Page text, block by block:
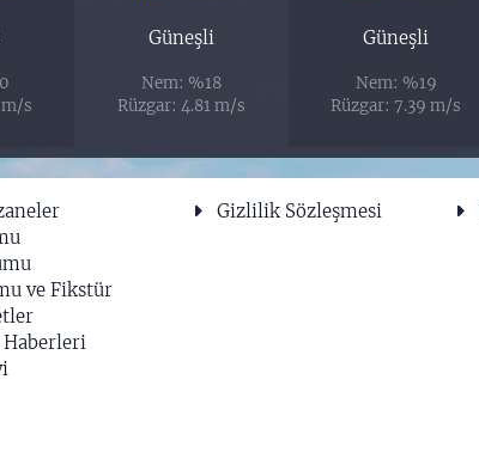
m/s
Güneşli
Nem: %18
Rüzgar: 4.81 m/s
Güneşli
Nem: %19
Rüzgar: 7.39 m/s
ve Fikstür
Haberleri
Gizlilik Sözleşmesi